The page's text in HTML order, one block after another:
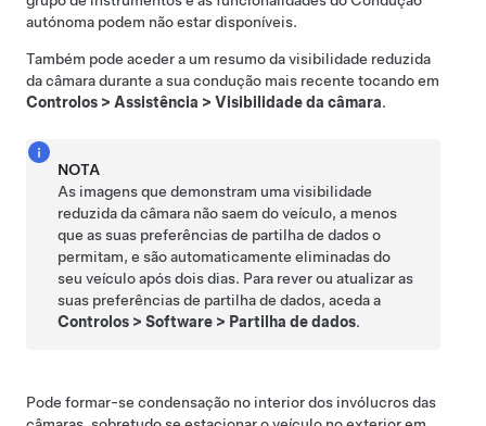
autónoma podem não estar disponíveis.
Também pode aceder a um resumo da visibilidade reduzida
da câmara durante a sua condução mais recente tocando em
Controlos > Assistência > Visibilidade da câmara.
NOTA
As imagens que demonstram uma visibilidade
reduzida da câmara não saem do veículo, a menos
que as suas preferências de partilha de dados o
permitam, e são automaticamente eliminadas do
seu veículo após dois dias. Para rever ou atualizar as
suas preferências de partilha de dados, aceda a
Controlos >Software > Partilha de dados.
Pode formar-se condensação no interior dos invólucros das